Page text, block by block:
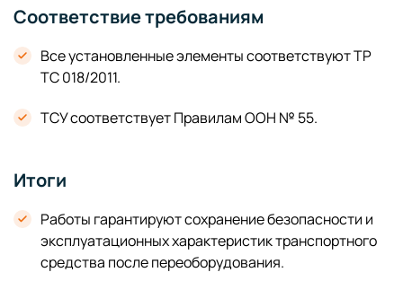
Соответствие требованиям
Все установленные элементы соответствуют ТР
ТС 018/2011.
ТСУ соответствует Правилам ООН № 55.
Итоги
Работы гарантируют сохранение безопасности и
эксплуатационных характеристик транспортного
средства после переоборудования.